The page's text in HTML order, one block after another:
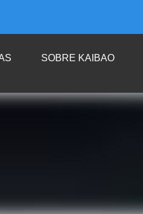
SOBRE KAIBAO